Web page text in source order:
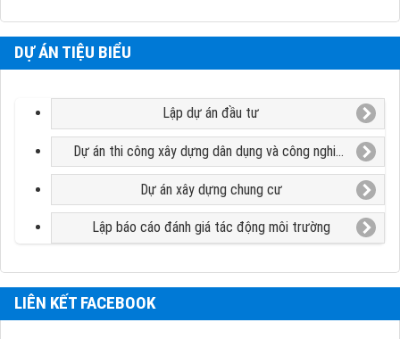
DỰ ÁN TIỆU BIỂU
Lập dự án đầu tư
Dự án thi công xây dựng dân dụng và công nghiệp
Dự án xây dựng chung cư
Lập báo cáo đánh giá tác động môi trường
LIÊN KẾT FACEBOOK